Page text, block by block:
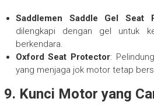
Saddlemen Saddle Gel Seat
dilengkapi dengan gel untuk
berkendara.
Oxford Seat Protector:
yang menjaga jok motor tetap
9. Kunci Motor yang